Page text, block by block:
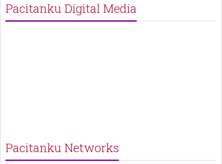
Pacitanku Digital Media
Pacitanku Networks